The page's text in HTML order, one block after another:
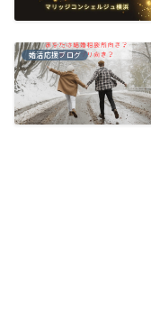
婚活応援ブログ